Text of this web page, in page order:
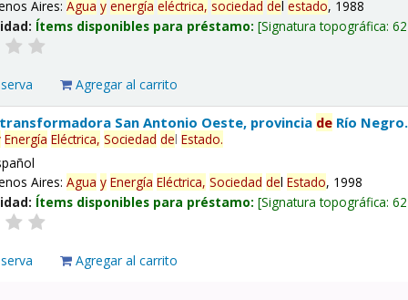
Aires:Agua y energía eléctrica, sociedad delestado, 1988
Ítems disponibles para préstamo: Signatura topográfica:
Agregar al carrito
San Antonio Oeste, provincia de Río Negro.
Energía Eléctrica, Sociedad delEstado.
Aires:Agua y Energía Eléctrica, Sociedad delEstado, 1998
Ítems disponibles para préstamo: Signatura topográfica:
Agregar al carrito